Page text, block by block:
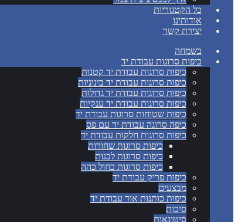
כל הקטגוריות
אודותינו
יצירת קשר
בשמחה
כיפות סרוגות עבודת יד
כיפות סרוגות עבודת יד קטנות
כיפות סרוגות עבודת יד בינוניות
כיפות סרוגות עבודת יד גדולות
כיפות סרוגות עבודת יד ענקיות
כיפות שטוחות סרוגות עבודת יד
כיפה סרוגה עבודת יד עם פס
כיפות סרוגות חלקות עבודת יד
כיפות סרוגות שחורות
כיפות סרוגות לבנות
כיפות סרוגות כחול כהה
כיפות פריק עבודת יד
מבצעים
כיפות כותנות אור עבודת יד
סיכות
סיטונאות